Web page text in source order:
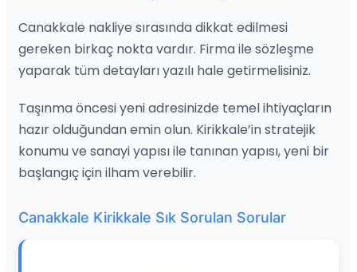
Canakkale nakliye sırasında dikkat edilmesi
gereken birkaç nokta vardır. Firma ile sözleşme
yaparak tüm detayları yazılı hale getirmelisiniz.
Taşınma öncesi yeni adresinizde temel ihtiyaçların
hazır olduğundan emin olun. Kirikkale’in stratejik
konumu ve sanayi yapısı ile tanınan yapısı, yeni bir
başlangıç için ilham verebilir.
Canakkale Kirikkale Sık Sorulan Sorular